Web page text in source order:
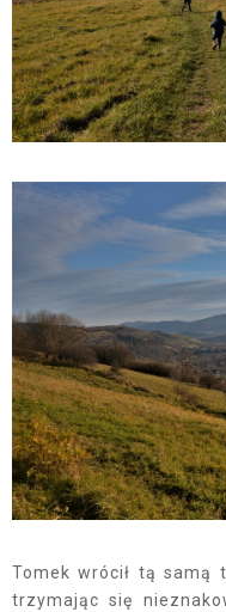
Tomek wrócił tą samą
trzymając się